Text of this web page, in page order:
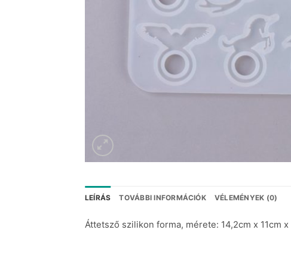
LEÍRÁS TOVÁBBI INFORMÁCIÓK VÉLEMÉNYEK (0)
Áttetsző szilikon forma, mérete: 14,2cm x 11cm